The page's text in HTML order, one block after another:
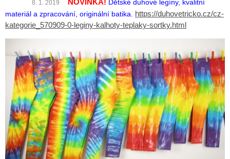
8. 1. 2019 NOVINKA! Dětské duhové legíny, kvalitní
materiál a zpracování, originální batika.
https://duhovetricko.cz/cz-
kategorie_570909-0-leginy-kalhoty-teplaky-sortky.html